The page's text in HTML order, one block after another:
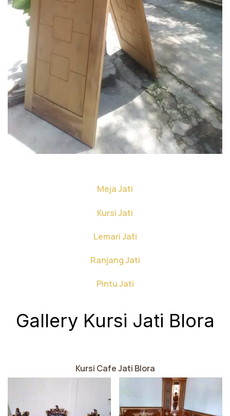
Meja Jati
Kursi Jati
Lemari Jati
Ranjang Jati
Pintu Jati
Gallery Kursi Jati Blora
Kursi Cafe Jati Blora